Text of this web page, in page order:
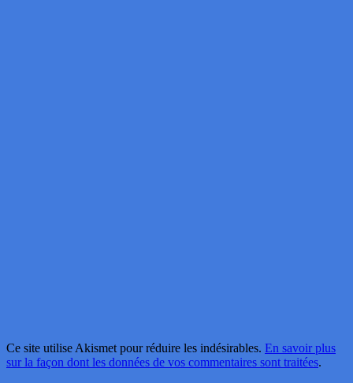
Ce site utilise Akismet pour réduire les indésirables. En savoir plus
sur la façon dont les données de vos commentaires sont traitées.